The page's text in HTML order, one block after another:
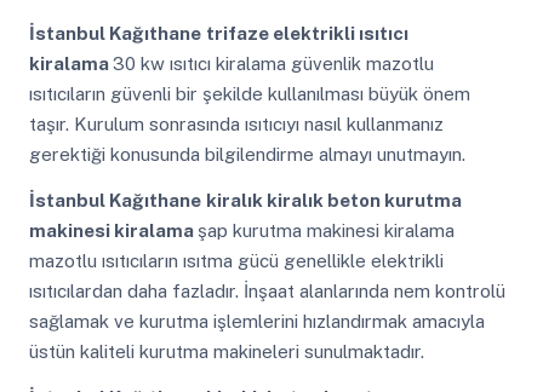
İstanbul Kağıthane trifaze elektrikli ısıtıcı
kiralama30 kw ısıtıcı kiralama güvenlik mazotlu
ısıtıcıların güvenli bir şekilde kullanılması büyük önem
taşır. Kurulum sonrasında ısıtıcıyı nasıl kullanmanız
gerektiği konusunda bilgilendirme almayı unutmayın.
İstanbul Kağıthane kiralık kiralık beton kurutma
makinesi kiralama şap kurutma makinesi kiralama
mazotlu ısıtıcıların ısıtma gücü genellikle elektrikli
ısıtıcılardan daha fazladır. İnşaat alanlarında nem kontrolü
sağlamak ve kurutma işlemlerini hızlandırmak amacıyla
üstün kaliteli kurutma makineleri sunulmaktadır.